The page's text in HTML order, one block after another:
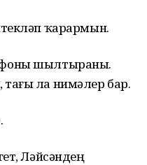
ҡарармын.
шылтыраны.
ла нимәлер бар.
Ләйсәндең